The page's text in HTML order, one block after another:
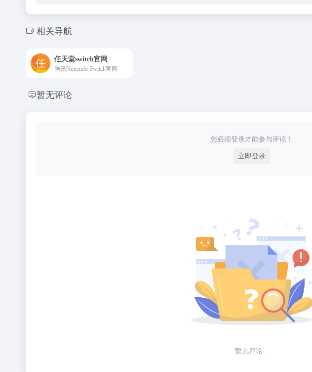
相关导航
任天堂switch官网
腾讯Nintendo Switch官网
暂无评论
您必须登录才能参与评论！
立即登录
暂无评论...